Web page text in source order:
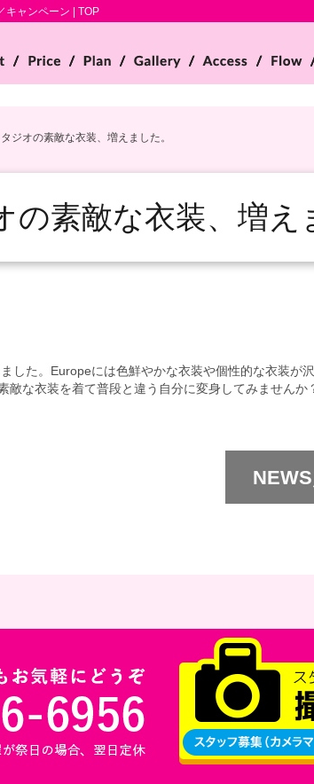
キャンペーン | TOP
ジオの素敵な衣装、増えました。
の素敵な衣装、増え
した。Europeには色鮮やかな衣装や個性的な衣装が
な衣装を着て普段と違う自分に変身してみませんか